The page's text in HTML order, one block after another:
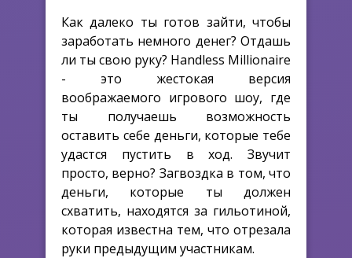
Как далеко ты готов зайти, чтобы
заработать немного денег? Отдашь
ли ты свою руку? Handless Millionaire
- это жестокая версия
воображаемого игрового шоу, где
ты получаешь возможность
оставить себе деньги, которые тебе
удастся пустить в ход. Звучит
просто, верно? Загвоздка в том, что
деньги, которые ты должен
схватить, находятся за гильотиной,
которая известна тем, что отрезала
руки предыдущим участникам.